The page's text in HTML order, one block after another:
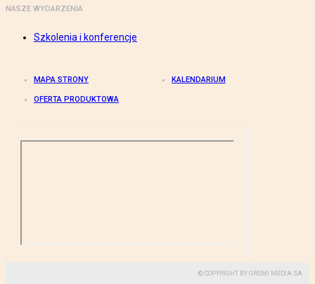
NASZE WYDARZENIA
Szkolenia i konferencje
MAPA STRONY KALENDARIUM
OFERTA PRODUKTOWA
© COPYRIGHT BY GREMI MEDIA SA